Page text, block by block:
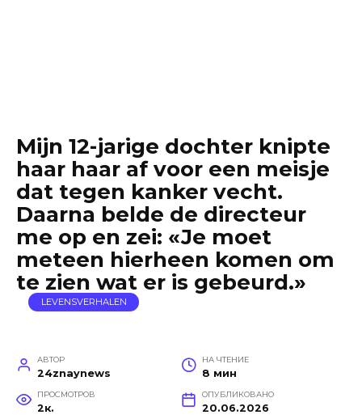
Mijn 12-jarige dochter knipte
haar haar af voor een meisje
dat tegen kanker vecht.
Daarna belde de directeur
me op en zei: «Je moet
meteen hierheen komen om
te zien wat er is gebeurd.»
LEVENSVERHALEN
АВТОР
24znaynews
НА ЧТЕНИЕ
8 мин
ПРОСМОТРОВ
2к.
ОПУБЛИКОВАНО
20.06.2026